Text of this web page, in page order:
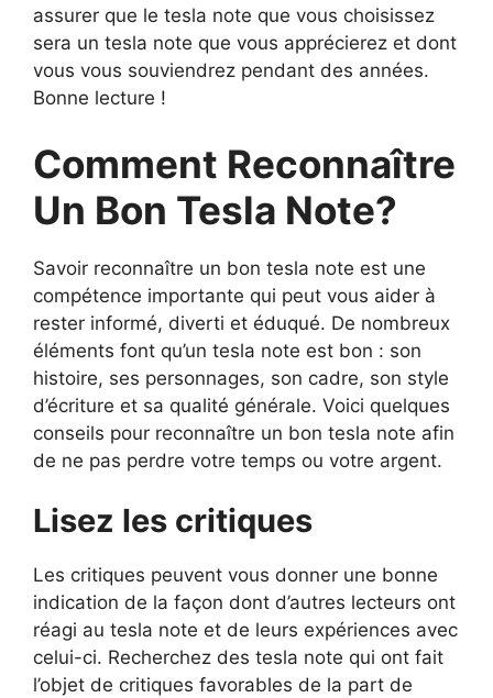
assurer que le tesla note que vous choisissez
sera un tesla note que vous apprécierez et dont
vous vous souviendrez pendant des années.
Bonne lecture !
Comment Reconnaître
Un Bon Tesla Note?
Savoir reconnaître un bon tesla note est une
compétence importante qui peut vous aider à
rester informé, diverti et éduqué. De nombreux
éléments font qu’un tesla note est bon : son
histoire, ses personnages, son cadre, son style
d’écriture et sa qualité générale. Voici quelques
conseils pour reconnaître un bon tesla note afin
de ne pas perdre votre temps ou votre argent.
Lisez les critiques
Les critiques peuvent vous donner une bonne
indication de la façon dont d’autres lecteurs ont
réagi au tesla note et de leurs expériences avec
celui-ci. Recherchez des tesla note qui ont fait
l’objet de critiques favorables de la part de